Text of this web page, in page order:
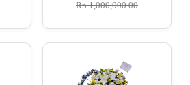
Rp1,000,000.00